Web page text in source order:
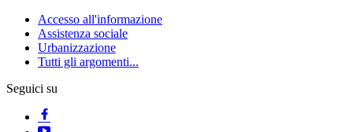
Accesso all'informazione
Assistenza sociale
Urbanizzazione
Tutti gli argomenti...
Seguici su